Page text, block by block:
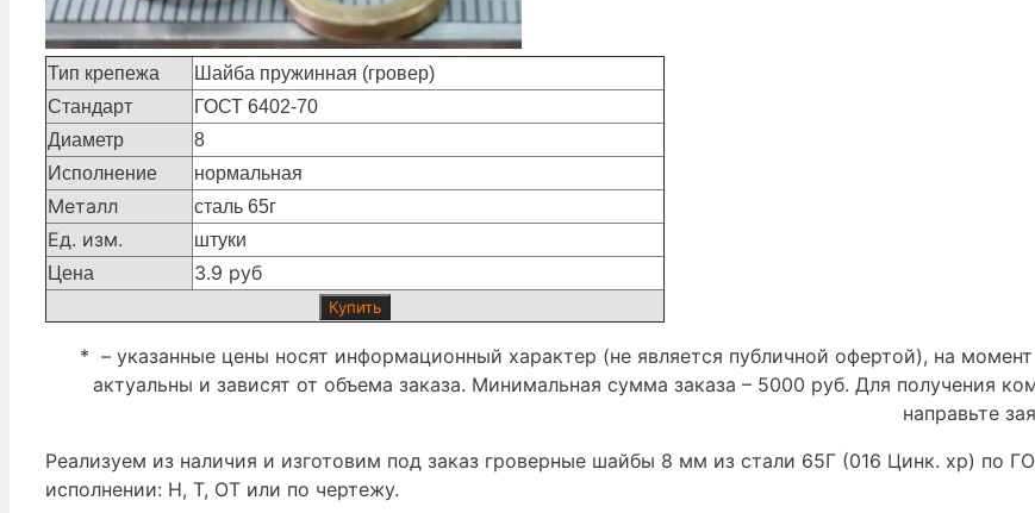
Тип крепежа
Шайба пружинная (гровер)
Стандарт
ГОСТ 6402-70
Диаметр
8
Исполнение
нормальная
Металл сталь 65г
Ед. изм.
штуки
Цена
3.9 руб
Купить
* – указанные цены носят информационный характер (не является публичной офертой), на
актуальны и зависят от объема заказа. Минимальная сумма заказа – 5000 руб. Для получения
направьте
Реализуем из наличия и изготовим под заказ гроверные шайбы 8 мм из стали 65Г (016 Цинк. хр) по
исполнении: Н, Т, ОТ или по чертежу.